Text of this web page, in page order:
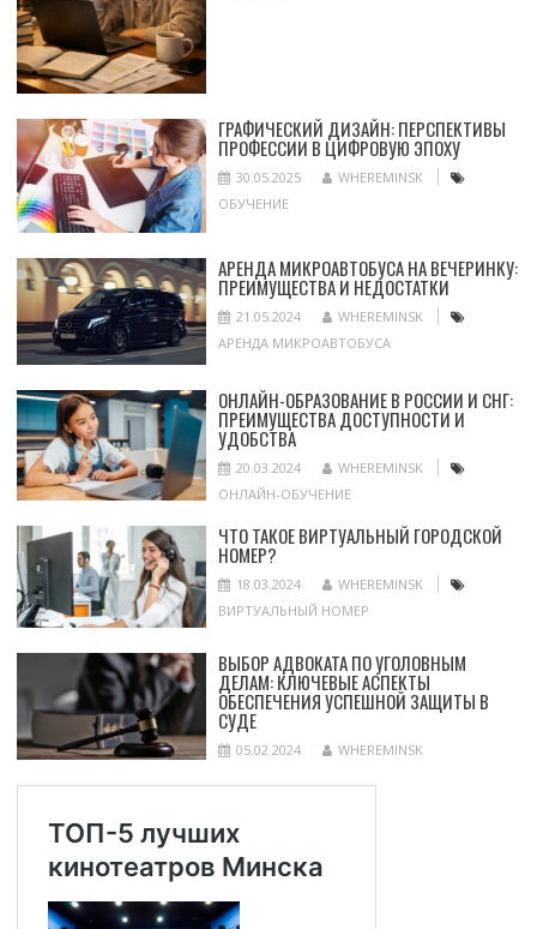
ГРАФИЧЕСКИЙ ДИЗАЙН: ПЕРСПЕКТИВЫ
ПРОФЕССИИ В ЦИФРОВУЮ ЭПОХУ
30.05.2025
WHEREMINSK
ОБУЧЕНИЕ
АРЕНДА МИКРОАВТОБУСА НА ВЕЧЕРИНКУ:
ПРЕИМУЩЕСТВА И НЕДОСТАТКИ
21.05.2024
WHEREMINSK
АРЕНДА МИКРОАВТОБУСА
ОНЛАЙН-ОБРАЗОВАНИЕ В РОССИИ И СНГ:
ПРЕИМУЩЕСТВА ДОСТУПНОСТИ И
УДОБСТВА
20.03.2024
WHEREMINSK
ОНЛАЙН-ОБУЧЕНИЕ
ЧТО ТАКОЕ ВИРТУАЛЬНЫЙ ГОРОДСКОЙ
НОМЕР?
18.03.2024
WHEREMINSK
ВИРТУАЛЬНЫЙ НОМЕР
ВЫБОР АДВОКАТА ПО УГОЛОВНЫМ
ДЕЛАМ: КЛЮЧЕВЫЕ АСПЕКТЫ
ОБЕСПЕЧЕНИЯ УСПЕШНОЙ ЗАЩИТЫ В
СУДЕ
05.02.2024 WHEREMINSK